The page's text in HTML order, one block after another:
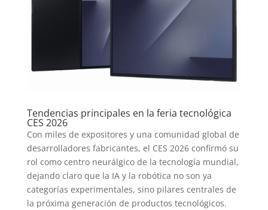
Tendencias principales en la feria tecnológica
CES 2026
Con miles de expositores y una comunidad global de
desarrolladores fabricantes, el CES 2026 confirmó su
rol como centro neurálgico de la tecnología mundial,
dejando claro que la IA y la robótica no son ya
categorías experimentales, sino pilares centrales de
la próxima generación de productos tecnológicos.